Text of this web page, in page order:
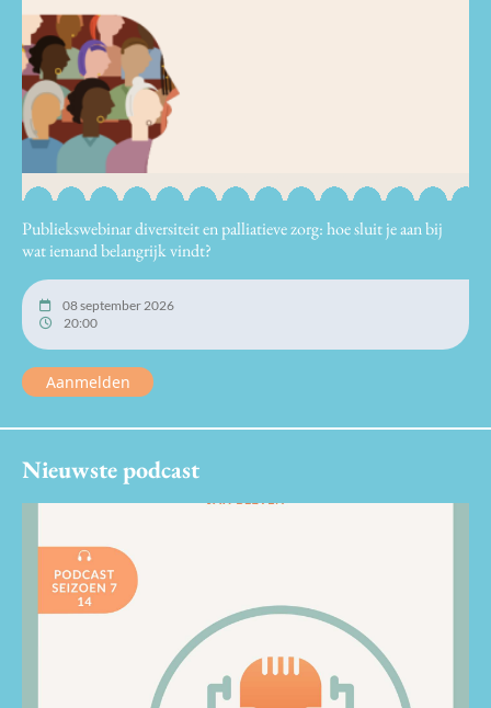
Publiekswebinar diversiteit en palliatieve zorg: hoe sluit je aan bij
wat iemand belangrijk vindt?
08 september 2026
20:00
Aanmelden
Nieuwste podcast